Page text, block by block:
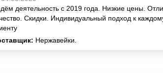
деятельность с 2019 года. Низкие цены.
Скидки. Индивидуальный подход к
Нержавейки.